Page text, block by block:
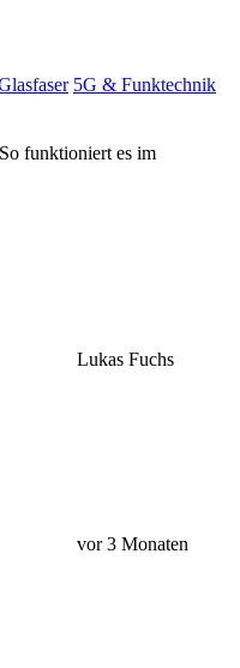
5G & Funktechnik
funktioniert es im
Lukas Fuchs
vor 3 Monaten